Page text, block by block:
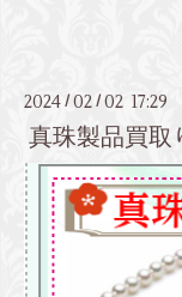
2024 / 02 / 02 17:29
真珠製品買取